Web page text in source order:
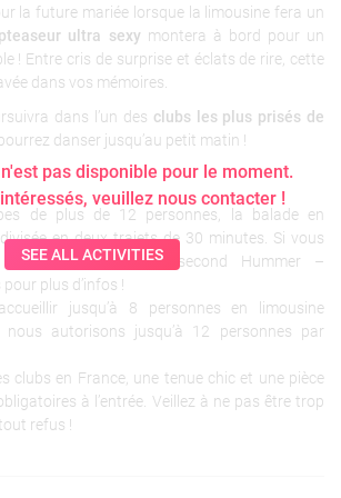
pas disponible pour le moment.
veuillez nous contacter !
SEE ALL ACTIVITIES
la future mariée lorsque la limousine fera un
ultra sexy montera à bord pour un
! Entre cris de surprise et éclats de rire, cette
dans vos mémoires.
dans l’un des clubs les plus prisés de
danser jusqu’au petit matin !
de plus de 12 personnes, la balade en
en deux trajets de 30 minutes. Si vous
pouvez réserver un second Hummer –
plus d’infos !
jusqu’à 8 personnes en limousine
nous autorisons jusqu’à 12 personnes par
clubs en France, une tenue chic et une pièce
à l’entrée. Veillez à ne pas être trop
refus !